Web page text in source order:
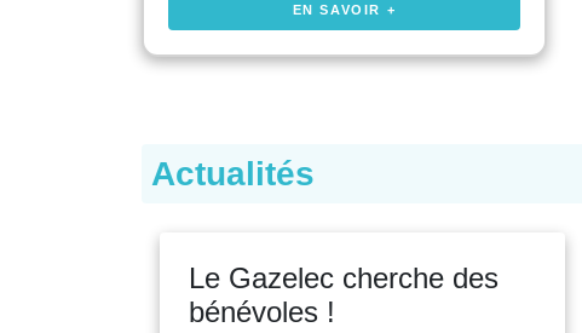
EN SAVOIR +
Actualités
Le Gazelec cherche des
bénévoles !